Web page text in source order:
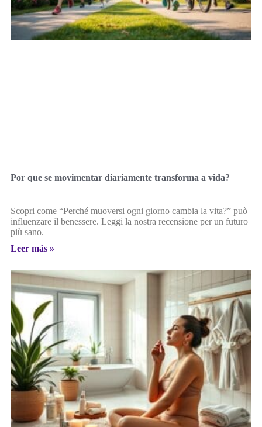
Por que se movimentar diariamente transforma a vida?
Scopri come “Perché muoversi ogni giorno cambia la vita?” può
influenzare il benessere. Leggi la nostra recensione per un futuro
più sano.
Leer más »